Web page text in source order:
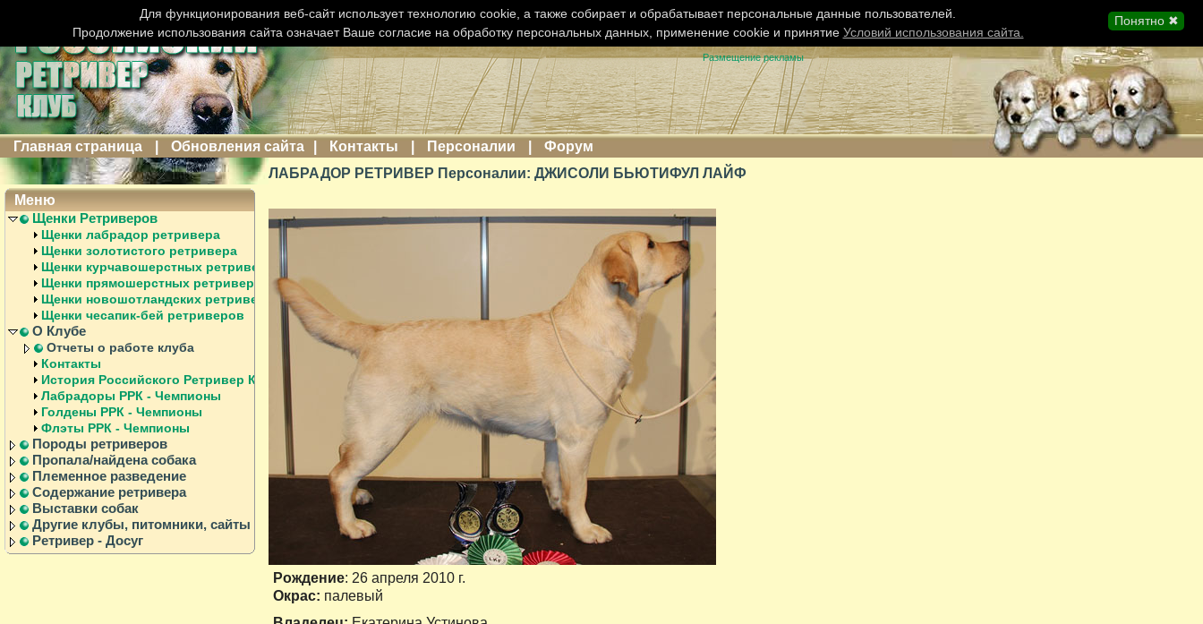
Размещение рекламы
Главная страница Обновления сайта Контакты Персоналии
Форум
ЛАБРАДОР РЕТРИВЕР Персоналии: ДЖИСОЛИ БЬЮТИФУЛ ЛАЙФ
Рождение: 26 апреля 2010 г.
Окрас: палевый
Меню
Щенки Ретриверов
Щенки лабрадор ретривера
Щенки золотистого ретривера
Щенки курчавошерстных ретриверов
Щенки прямошерстных ретриверов
Щенки новошотландских ретриверов
Щенки чесапик-бей ретриверов
О Клубе
Отчеты о работе клуба
Контакты
История Российского Ретривер Клуба
Лабрадоры РРК - Чемпионы
Голдены РРК - Чемпионы
Флэты РРК - Чемпионы
Породы ретриверов
Пропала/найдена собака
Племенное разведение
Содержание ретривера
Выставки собак
Другие клубы, питомники, сайты
Ретривер - Досуг
Понятно ✖
Для функционирования веб-сайт использует технологию cookie, а также собирает и обрабатывает персональные данные пользователей.
Продолжение использования сайта означает Ваше согласие на обработку персональных данных, применение cookie и принятие Условий использования сайта.